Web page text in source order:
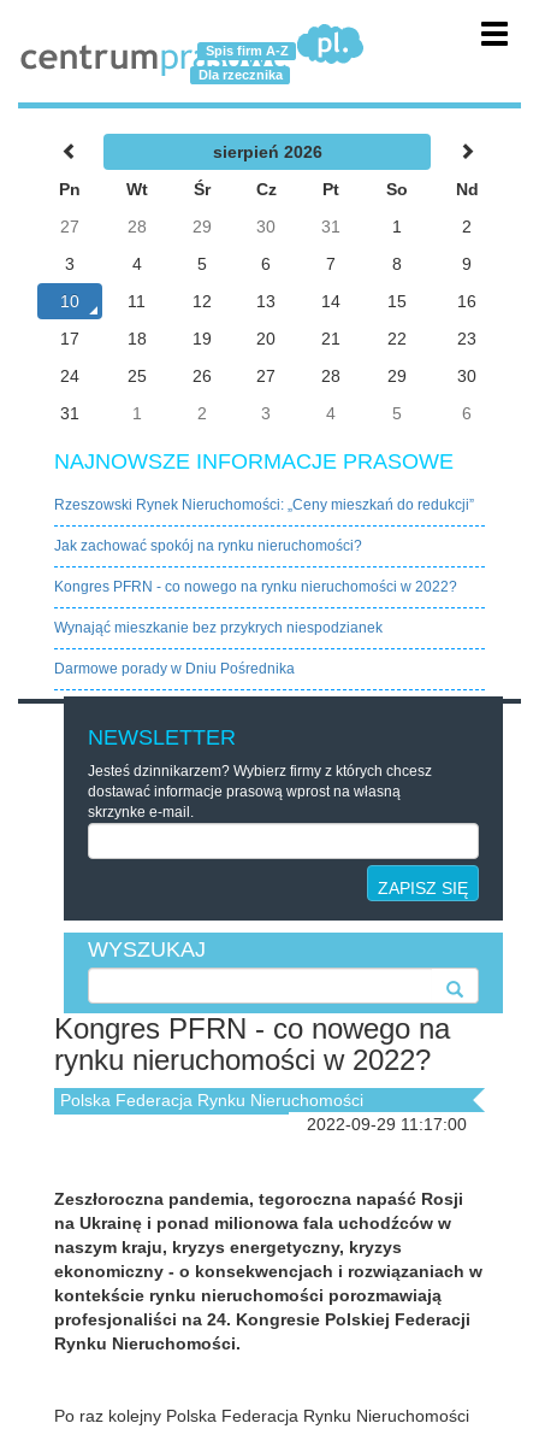
Spis firm A-Z
Dla rzecznika
sierpień 2026
Pn
Wt Śr Cz Pt So
Nd
27
28 29 30 31 1
2
3
4 5 6 7 8
9
10
11 12 13 14 15
16
17
18 19 20 21 22
23
24
25 26 27 28 29
30
31
1 2 3 4 5 6
NAJNOWSZE INFORMACJE PRASOWE
Rzeszowski Rynek Nieruchomości: „Ceny mieszkań do redukcji”
Jak zachować spokój na rynku nieruchomości?
Kongres PFRN - co nowego na rynku nieruchomości w 2022?
Wynająć mieszkanie bez przykrych niespodzianek
Darmowe porady w Dniu Pośrednika
NEWSLETTER
Jesteś dzinnikarzem? Wybierz firmy z których chcesz
dostawać informacje prasową wprost na własną
skrzynke e-mail.
ZAPISZ SIĘ
WYSZUKAJ
Kongres PFRN - co nowego na
rynku nieruchomości w 2022?
Polska Federacja Rynku Nieruchomości
2022-09-29 11:17:00
Zeszłoroczna pandemia, tegoroczna napaść Rosji
na Ukrainę i ponad milionowa fala uchodźców w
naszym kraju, kryzys energetyczny, kryzys
ekonomiczny - o konsekwencjach i rozwiązaniach w
kontekście rynku nieruchomości porozmawiają
profesjonaliści na 24. Kongresie Polskiej Federacji
Rynku Nieruchomości.
Po raz kolejny Polska Federacja Rynku Nieruchomości